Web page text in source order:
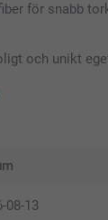
för snabb
och unikt
08-13